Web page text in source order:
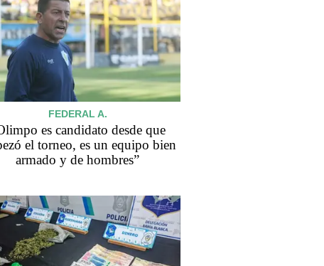
FEDERAL A.
es candidato desde que
el torneo, es un equipo bien
armado y de hombres”